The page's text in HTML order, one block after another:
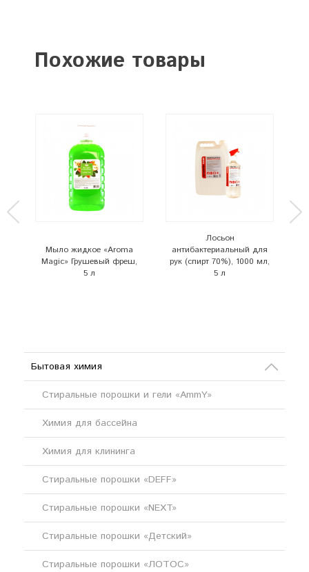
Похожие товары
Мыло жидкое «Aroma
Magic» Грушевый фреш,
5 л
Лосьон
антибактериальный для
рук (спирт 70%), 1000 мл,
5 л
Бытовая химия
Стиральные порошки и гели «AmmY»
Химия для бассейна
Химия для клининга
Стиральные порошки «DEFF»
Стиральные порошки «NEXT»
Стиральные порошки «Детский»
Стиральные порошки «ЛОТОС»